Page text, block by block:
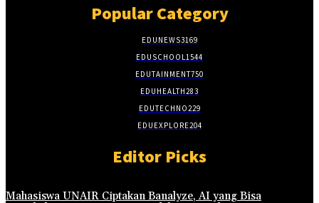
Popular Category
EDUNEWS3169
EDUSCHOOL1544
EDUTAINMENT750
EDUHEALTH283
EDUTECHNO229
EDUEXPLORE204
Editor Picks
Mahasiswa UNAIR Ciptakan Banalyze, AI yang Bisa